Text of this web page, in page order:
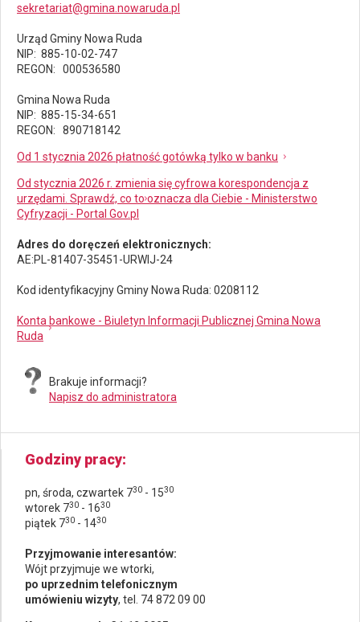
sekretariat@gmina.nowaruda.pl
Urząd Gminy Nowa Ruda
NIP: 885-10-02-747
REGON: 000536580
Gmina Nowa Ruda
NIP: 885-15-34-651
REGON: 890718142
Od 1 stycznia 2026 płatność gotówką tylko w banku
Od stycznia 2026 r. zmienia się cyfrowa korespondencja z
urzędami. Sprawdź, co to oznacza dla Ciebie - Ministerstwo
Cyfryzacji - Portal Gov.pl
Adres do doręczeń elektronicznych:
AE:PL-81407-35451-URWIJ-24
Kod identyfikacyjny Gminy Nowa Ruda: 0208112
Konta bankowe - Biuletyn Informacji Publicznej Gmina Nowa
Ruda
Brakuje informacji?
Napisz do administratora
Godziny pracy
pn, środa, czwartek 730 - 1530
wtorek 730 - 1630
piątek 730 - 1430
Przyjmowanie interesantów:
Wójt przyjmuje we wtorki,
po uprzednim telefonicznym
umówieniu wizyty, tel. 74 872 09 00